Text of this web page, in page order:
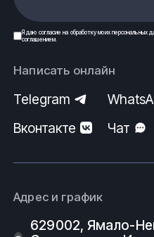
Я даю согласие на обработку моих персональных
соглашением.
Написать онлайн
Telegram
Вконтакте
Чат
Адрес и график
629002, Ямало-